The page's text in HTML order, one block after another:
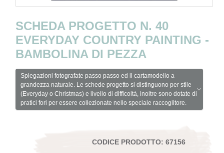
SCHEDA PROGETTO N. 40
EVERYDAY COUNTRY PAINTING -
BAMBOLINA DI PEZZA
Spiegazioni fotografate passo passo ed il cartamodello a
grandezza naturale. Le schede progetto si distinguono per stile
(Everyday o Christmas) e livello di difficoltà, inoltre sono dotate di
pratici fori per essere collezionate nello speciale raccoglitore.
CODICE PRODOTTO: 67156